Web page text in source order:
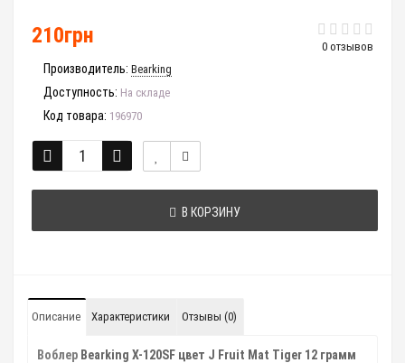
0 отзывов
210грн
Производитель: Bearking
Доступность: На складе
Код товара: 196970
В КОРЗИНУ
Описание Характеристики Отзывы (0)
Воблер Bearking X-120SF цвет J Fruit Mat Tiger 12 грамм